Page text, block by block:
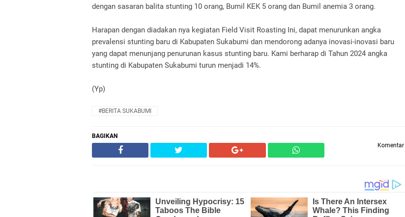
dengan sasaran balita stunting 10 orang, Bumil KEK 5 orang dan Bumil anemia 3 orang.
Harapan dengan diadakan nya kegiatan Field Visit Roasting Ini, dapat menurunkan angka
prevalensi stunting baru di Kabupaten Sukabumi dan mendorong adanya inovasi-inovasi baru
yang dapat menunjang penurunan kasus stunting baru. Kami berharap di Tahun 2024 angka
stunting di Kabupaten Sukabumi turun menjadi 14%.
(Yp)
#BERITA SUKABUMI
BAGIKAN
Komentar